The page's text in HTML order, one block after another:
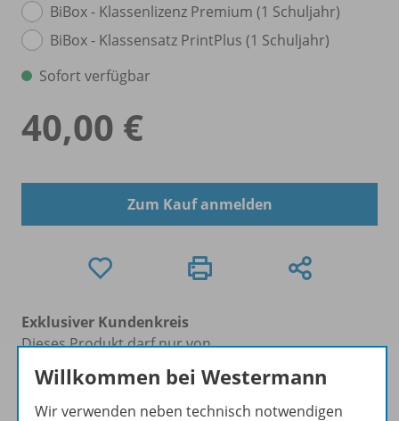
BiBox - Klassenlizenz Premium (1 Schuljahr)
BiBox - Klassensatz PrintPlus (1 Schuljahr)
Sofort verfügbar
40,00 €
Zum Kauf anmelden
Exklusiver Kundenkreis
Dieses Produkt darf nur von
Ausbildern/Ausbilderinnen, Dozenten/Dozentinnen,
Erziehern/Erzieherinnen, Lehrkräften,
Referendaren/Referendarinnen,
Willkommen bei Westermann
Wir verwenden neben technisch notwendigen